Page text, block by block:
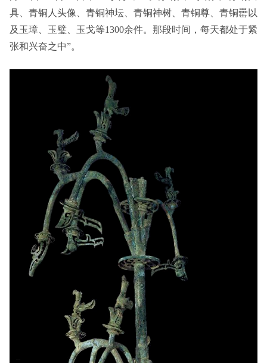
具、青铜人头像、青铜神坛、青铜神树、青铜尊、青铜罍以
及玉璋、玉璧、玉戈等1300余件。那段时间，每天都处于紧
张和兴奋之中”。